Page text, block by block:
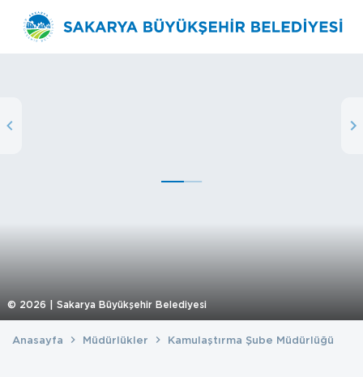
© 2026 | Sakarya Büyükşehir Belediyesi
Anasayfa Müdürlükler Kamulaştırma Şube Müdürlüğü